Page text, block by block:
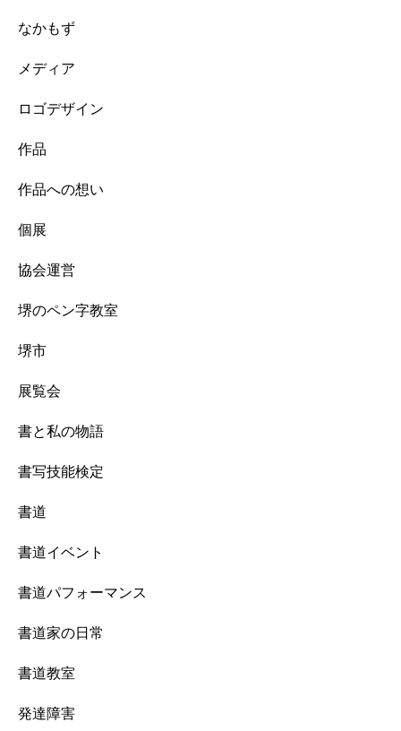
なかもず
メディア
ロゴデザイン
作品
作品への想い
個展
協会運営
堺のペン字教室
堺市
展覧会
書と私の物語
書写技能検定
書道
書道イベント
書道パフォーマンス
書道家の日常
書道教室
発達障害